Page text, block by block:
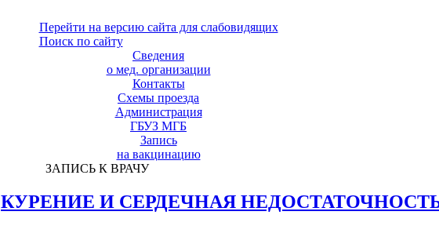
Перейти на версию сайта для слабовидящих
Поиск по сайту
Сведения
о мед. организации
Контакты
Схемы проезда
Администрация
ГБУЗ МГБ
Запись
на вакцинацию
ЗАПИСЬ К ВРАЧУ
КУРЕНИЕ И СЕРДЕЧНАЯ